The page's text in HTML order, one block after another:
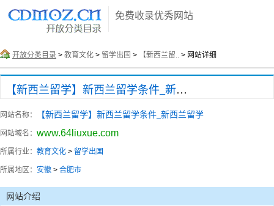
免费收录优秀网站
开放分类目录 > 教育文化 > 留学出国 > 【新西兰留.. > 网站详细
【新西兰留学】新西兰留学条件_新西兰留学
网站名称： 【新西兰留学】新西兰留学条件_新西兰留学
网站域名： www.64liuxue.com
所属行业： 教育文化 > 留学出国
所属地区： 安徽 > 合肥市
网站介绍